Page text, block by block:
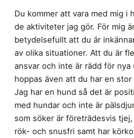
Du kommer att vara med mig i
de aktiviteter jag gör. För mig
betydelsefullt att du är
av olika situationer. Att du är
ansvar och inte är rädd för nya
hoppas även att du har en
Jag har en hund så det är
med hundar och inte är
som söker är företrädesvis
rök- och snusfri samt har